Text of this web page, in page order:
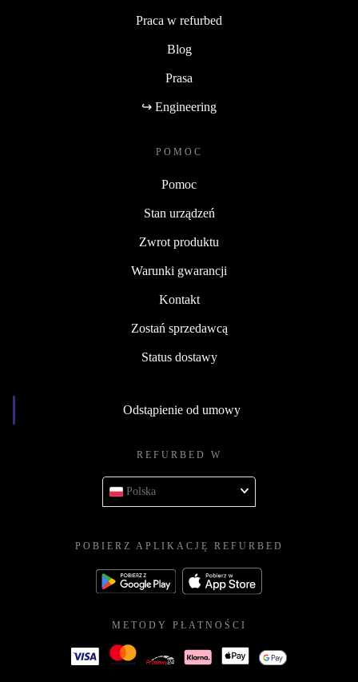
Praca w refurbed
Blog
Prasa
↪ Engineering
POMOC
Pomoc
Stan urządzeń
Zwrot produktu
Warunki gwarancji
Kontakt
Zostań sprzedawcą
Status dostawy
Odstąpienie od umowy
REFURBED W
Polska
POBIERZ APLIKACJĘ REFURBED
METODY PŁATNOŚCI